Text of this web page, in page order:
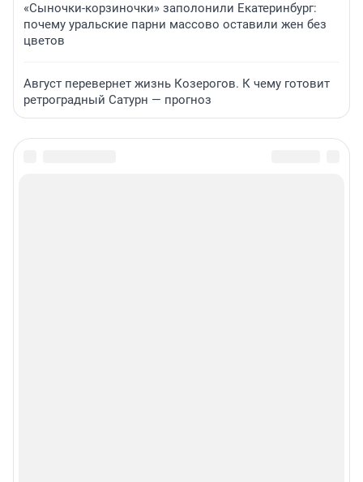
«Сыночки-корзиночки» заполонили Екатеринбург:
почему уральские парни массово оставили жен без
цветов
Август перевернет жизнь Козерогов. К чему готовит
ретроградный Сатурн — прогноз